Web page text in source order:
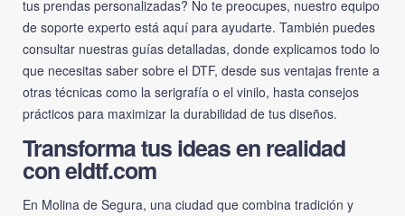
tus prendas personalizadas? No te preocupes, nuestro equipo
de soporte experto está aquí para ayudarte. También puedes
consultar nuestras guías detalladas, donde explicamos todo lo
que necesitas saber sobre el DTF, desde sus ventajas frente a
otras técnicas como la serigrafía o el vinilo, hasta consejos
prácticos para maximizar la durabilidad de tus diseños.
Transforma tus ideas en realidad
con eldtf.com
En Molina de Segura, una ciudad que combina tradición y